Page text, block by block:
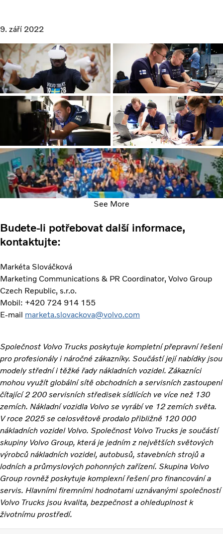
9. září 2022
See More
Budete-li potřebovat další informace,
kontaktujte:
Markéta Slováčková
Marketing Communications & PR Coordinator, Volvo Group
Czech Republic, s.r.o.
Mobil: +420 724 914 155
E-mail marketa.slovackova@volvo.com
Společnost Volvo Trucks poskytuje kompletní přepravní řešení
pro profesionály i náročné zákazníky. Součástí její nabídky jsou
modely střední i těžké řady nákladních vozidel. Zákazníci
mohou využít globální sítě obchodních a servisních zastoupení
čítající 2 200 servisních středisek sídlících ve více než 130
zemích. Nákladní vozidla Volvo se vyrábí ve 12 zemích světa.
V roce 2025 se celosvětově prodalo přibližně 120 000
nákladních vozidel Volvo. Společnost Volvo Trucks je součástí
skupiny Volvo Group, která je jedním z největších světových
výrobců nákladních vozidel, autobusů, stavebních strojů a
lodních a průmyslových pohonných zařízení. Skupina Volvo
Group rovněž poskytuje komplexní řešení pro financování a
servis. Hlavními firemními hodnotami uznávanými společností
Volvo Trucks jsou kvalita, bezpečnost a ohleduplnost k
životnímu prostředí.